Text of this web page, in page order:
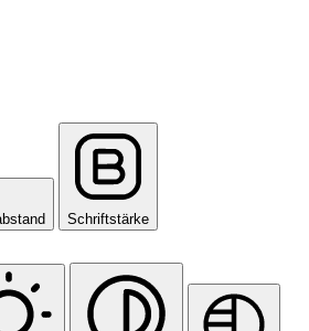
Schriftstärke